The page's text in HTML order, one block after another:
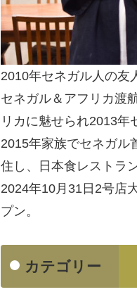
2010年セネガル人の友
セネガル＆アフリカ渡
リカに魅せられ2013年
2015年家族でセネガル
住し、日本食レストラ
2024年10月31日2号店
プン。
カテゴリー